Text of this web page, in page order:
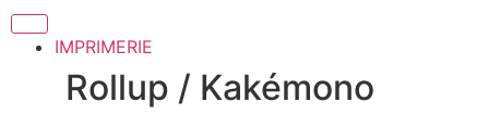
IMPRIMERIE
Rollup / Kakémono